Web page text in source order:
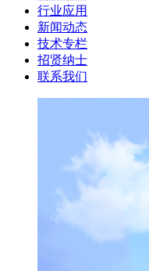
行业应用
新闻动态
技术专栏
招贤纳士
联系我们